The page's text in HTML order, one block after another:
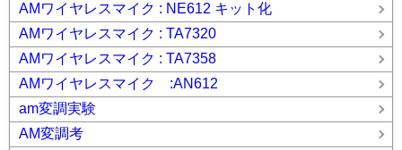
AMワイヤレスマイク : NE612 キット化
AMワイヤレスマイク : TA7320
AMワイヤレスマイク : TA7358
AMワイヤレスマイク :AN612
am変調実験
AM変調考